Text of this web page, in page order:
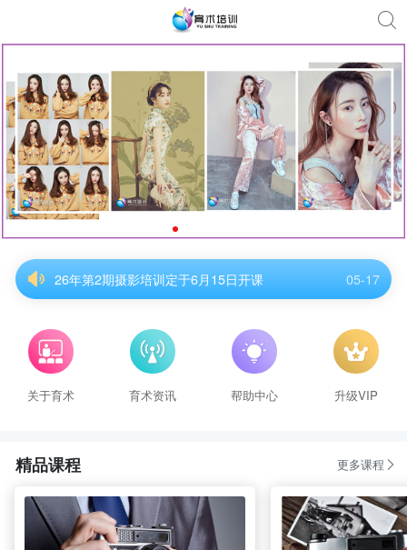
26年第2期摄影培训定于6月15日开课
26年第2期摄影培训定于6月15日开课
05-17
26年第2期摄影培训定于6月15日开课
05-17
26年第2期摄影培训定于6月15日开课
05-17
关于育术 育术资讯 帮助中心 升级VIP
精品课程 更多课程